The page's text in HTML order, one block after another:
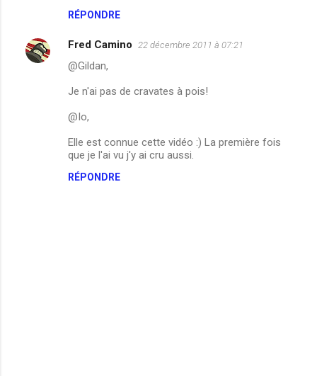
RÉPONDRE
Fred Camino 22 décembre 2011 à 07:21
@Gildan,
Je n'ai pas de cravates à pois!
@Io,
Elle est connue cette vidéo :) La première fois
que je l'ai vu j'y ai cru aussi.
RÉPONDRE